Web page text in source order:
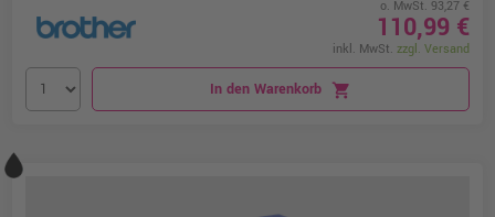
o. MwSt. 93,27 €
110,99 €
inkl. MwSt. zzgl. Versand
In den Warenkorb shopping_cart